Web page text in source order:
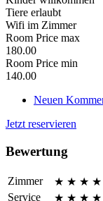
Tiere erlaubt
Wifi im Zimmer
Room Price max
180.00
Room Price min
140.00
Neuen
Jetzt reservieren
Bewertung
Zimmer ★ ★ ★ ★
Service
★ ★ ★ ★